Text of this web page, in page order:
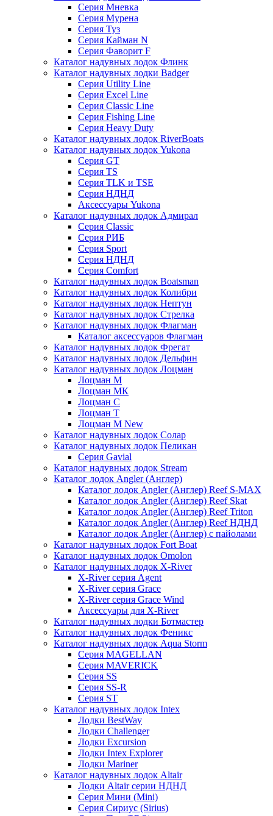
Серия Мневка
Серия Мурена
Серия Туз
Серия Кайман N
Серия Фаворит F
Каталог надувных лодок Флинк
Каталог надувных лодки Badger
Серия Utility Line
Серия Excel Line
Серия Classic Line
Серия Fishing Line
Серия Heavy Duty
Каталог надувных лодок RiverBoats
Каталог надувных лодок Yukona
Серия GT
Серия TS
Серия TLK и TSE
Серия НДНД
Аксессуары Yukona
Каталог надувных лодок Адмирал
Серия Classic
Серия РИБ
Серия Sport
Серия НДНД
Серия Comfort
Каталог надувных лодок Boatsman
Каталог надувных лодок Колибри
Каталог надувных лодок Нептун
Каталог надувных лодок Стрелка
Каталог надувных лодок Флагман
Каталог аксессуаров Флагман
Каталог надувных лодок Фрегат
Каталог надувных лодок Дельфин
Каталог надувных лодок Лоцман
Лоцман М
Лоцман МК
Лоцман С
Лоцман Т
Лоцман М New
Каталог надувных лодок Солар
Каталог надувных лодок Пеликан
Серия Gavial
Каталог надувных лодок Stream
Каталог лодок Angler (Англер)
Каталог лодок Angler (Англер) Reef S-MAX
Каталог лодок Angler (Англер) Reef Skat
Каталог лодок Angler (Англер) Reef Triton
Каталог лодок Angler (Англер) Reef НДНД
Каталог лодок Angler (Англер) с пайолами
Каталог надувных лодок Fort Boat
Каталог надувных лодок Omolon
Каталог надувных лодок X-River
X-River серия Agent
X-River серия Grace
X-River серия Grace Wind
Аксессуары для X-River
Каталог надувных лодки Ботмастер
Каталог надувных лодок Феникc
Каталог надувных лодок Aqua Storm
Серия MAGELLAN
Серия MAVERICK
Серия SS
Серия SS-R
Серия ST
Каталог надувных лодок Intex
Лодки BestWay
Лодки Challenger
Лодки Excursion
Лодки Intex Explorer
Лодки Mariner
Каталог надувных лодок Altair
Лодки Altair серии НДНД
Серия Мини (Mini)
Серия Сириус (Sirius)